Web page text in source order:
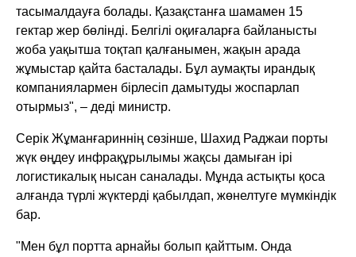
тасымалдауға болады. Қазақстанға шамамен 15
гектар жер бөлінді. Белгілі оқиғаларға байланысты
жоба уақытша тоқтап қалғанымен, жақын арада
жұмыстар қайта басталады. Бұл аумақты ирандық
компаниялармен бірлесіп дамытуды жоспарлап
отырмыз", – деді министр.
Серік Жұманғариннің сөзінше, Шахид Раджаи порты
жүк өңдеу инфрақұрылымы жақсы дамыған ірі
логистикалық нысан саналады. Мұнда астықты қоса
алғанда түрлі жүктерді қабылдап, жөнелтуге мүмкіндік
бар.
"Мен бұл портта арнайы болып қайттым. Онда